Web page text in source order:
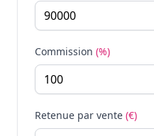
Commission (%)
Retenue par vente (€)